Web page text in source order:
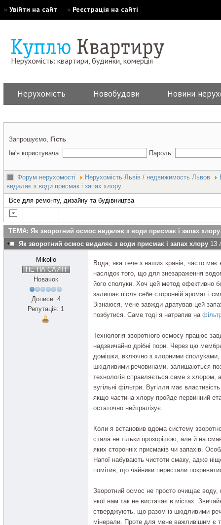
» Увійти на сайт » Реєстрація на сайті
Нерухомість: квартири, будинки, комерція
Нерухомість Новобудови Новини
Запрошуємо, Гість
Ім'я користувача:
Пароль:
Форум нерухомості Нерухомість Львів / недвижимость Львов
видаляє з води присмак і запах хлору
Все для ремонту, дизайну та будівництва
ТЕМА: Як зворотний осмос видаляє з води присмак і запах хлору
Як зворотний осмос видаляє з води присмак і запах хлору 13
Mikollo
НЕ НА САЙТІ
Новачок
Дописи: 4
Репутація: 1
Вода, яка тече з наших кранів, часто
наслідок того, що для знезараження
його сполуки. Хоч цей метод ефективно
залишає після себе сторонній аромат і
Зізнаюся, мене завжди дратував цей
позбутися. Саме тоді я натрапив на
Технологія зворотного осмосу працює
надзвичайно дрібні пори. Через цю
домішки, включно з хлорними
шкідливими речовинами, залишаються
технологія справляється саме з хлором,
вугільні фільтри. Вугілля має
якщо частина хлору пройде первинний
остаточно нейтралізує.
Коли я встановив вдома систему
стала не тільки прозорішою, але й на
яких сторонніх присмаків чи запахів.
Напої набувають чистоти смаку, адже
помітив, що чайники перестали
Зворотний осмос не просто очищає воду,
якої нам так не вистачає в містах.
стверджують, що разом із шкідливими
мінерали. Проте для мене важливішим є